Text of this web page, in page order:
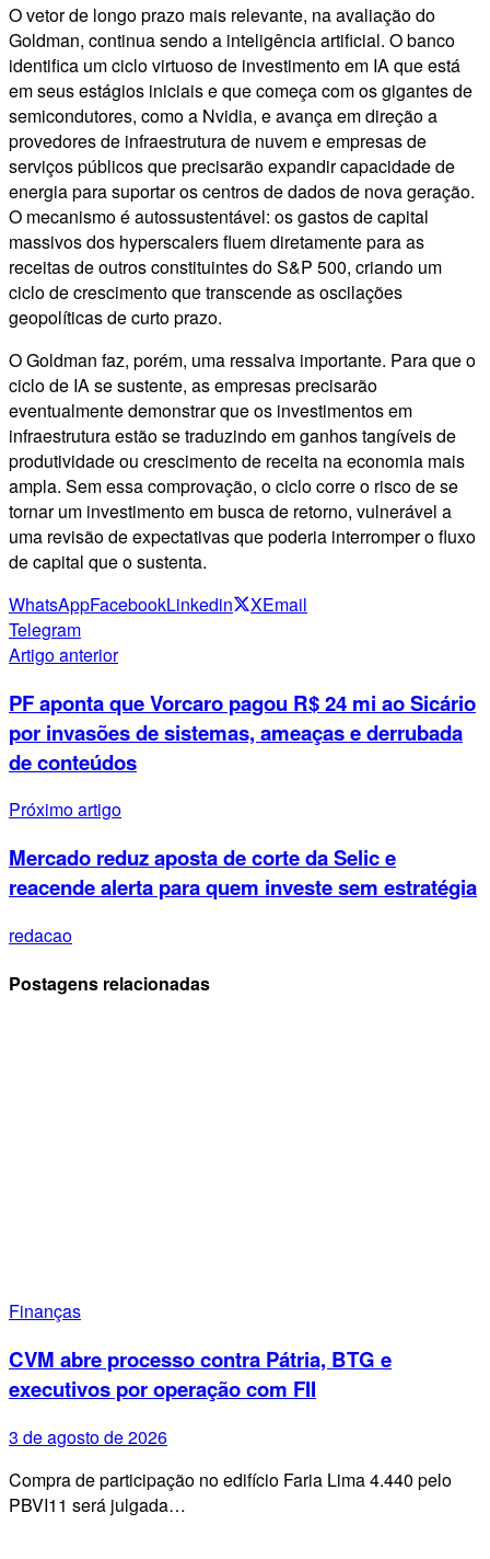
O vetor de longo prazo mais relevante, na avaliação do
Goldman, continua sendo a inteligência artificial. O banco
identifica um ciclo virtuoso de investimento em IA que está
em seus estágios iniciais e que começa com os gigantes de
semicondutores, como a Nvidia, e avança em direção a
provedores de infraestrutura de nuvem e empresas de
serviços públicos que precisarão expandir capacidade de
energia para suportar os centros de dados de nova geração.
O mecanismo é autossustentável: os gastos de capital
massivos dos hyperscalers fluem diretamente para as
receitas de outros constituintes do S&P 500, criando um
ciclo de crescimento que transcende as oscilações
geopolíticas de curto prazo.
O Goldman faz, porém, uma ressalva importante. Para que o
ciclo de IA se sustente, as empresas precisarão
eventualmente demonstrar que os investimentos em
infraestrutura estão se traduzindo em ganhos tangíveis de
produtividade ou crescimento de receita na economia mais
ampla. Sem essa comprovação, o ciclo corre o risco de se
tornar um investimento em busca de retorno, vulnerável a
uma revisão de expectativas que poderia interromper o fluxo
de capital que o sustenta.
WhatsAppFacebookLinkedin XEmail
Telegram
Artigo anterior
PF aponta que Vorcaro pagou R$ 24 mi ao Sicário
por invasões de sistemas, ameaças e derrubada
de conteúdos
Próximo artigo
Mercado reduz aposta de corte da Selic e
reacende alerta para quem investe sem estratégia
redacao
Postagens relacionadas
Finanças
CVM abre processo contra Pátria, BTG e
executivos por operação com FII
3 de agosto de 2026
Compra de participação no edifício Faria Lima 4.440 pelo
PBVI11 será julgada…